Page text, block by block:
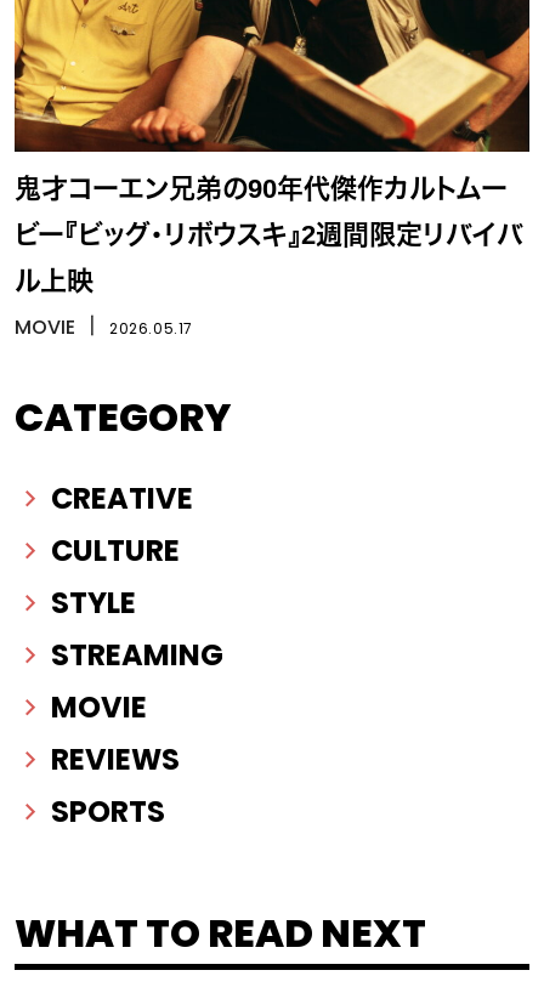
鬼才コーエン兄弟の90年代傑作カルトムー
ビー『ビッグ・リボウスキ』2週間限定リバイバ
ル上映
MOVIE 2026.05.17
CATEGORY
CREATIVE
CULTURE
STYLE
STREAMING
MOVIE
REVIEWS
SPORTS
WHAT TO READ NEXT